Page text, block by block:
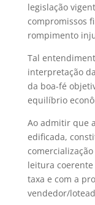
legislação
compromissos
rompimento
Tal
interpretação
da boa-fé
equilíbrio
Ao admitir que
edificada,
leitura
taxa e com a
vendedor/